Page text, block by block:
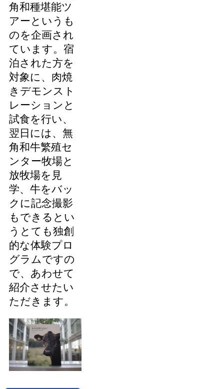
角和種堪能ツ
アーというも
のを企画され
ています。宿
泊された方を
対象に、肉焼
きデモンスト
レーションと
試食を行い、
翌日には、無
角和牛繁殖セ
ンター牧場と
放牧場を見
学、牛をバッ
クに記念撮影
もできるとい
うとても独創
的な体験プロ
グラムですの
で、あわせて
紹介させたい
ただきます。